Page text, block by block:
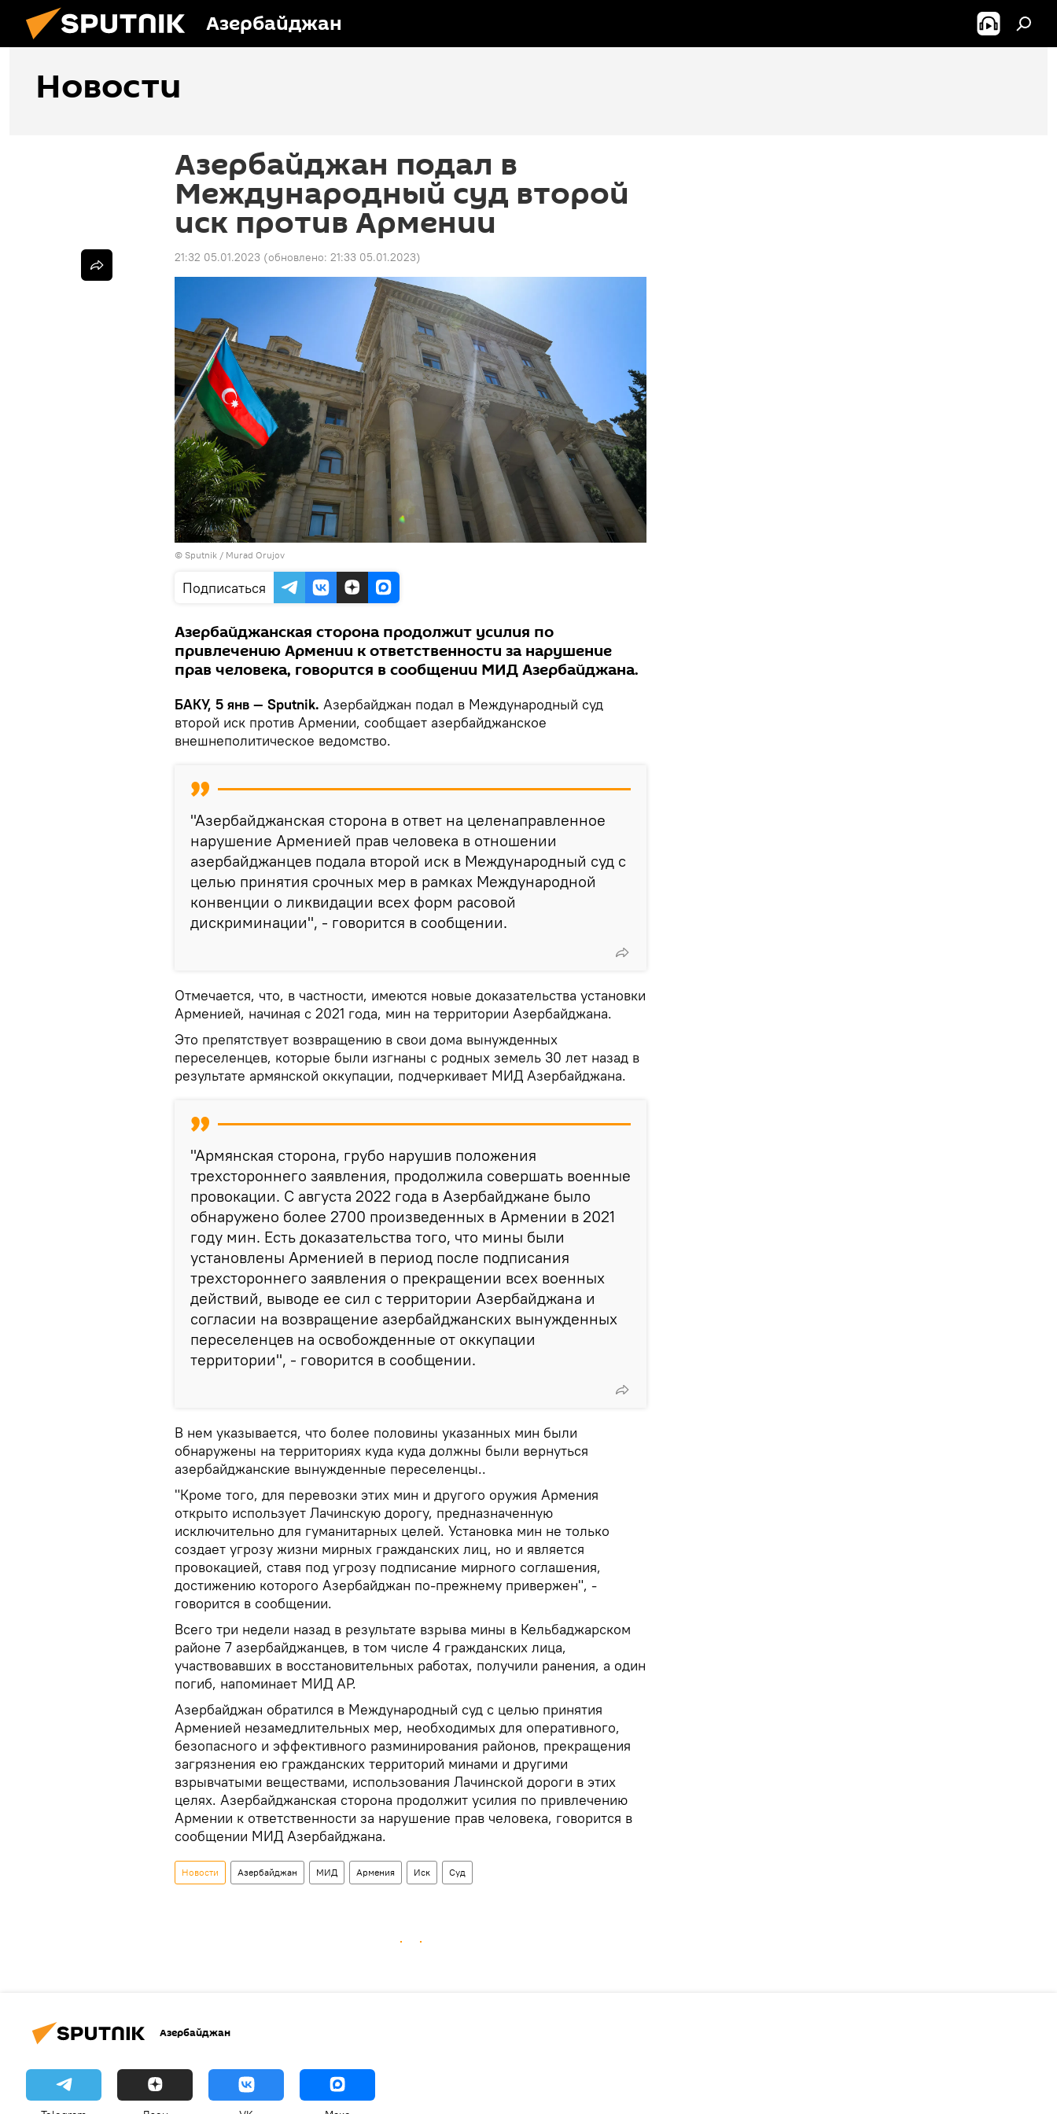
Азербайджан
Новости
Азербайджан подал в
Международный суд второй
иск против Армении
21:32 05.01.2023 (обновлено: 21:33 05.01.2023)
© Sputnik / Murad Orujov
Подписаться
Азербайджанская сторона продолжит усилия по
привлечению Армении к ответственности за нарушение
прав человека, говорится в сообщении МИД Азербайджана.
БАКУ, 5 янв — Sputnik. Азербайджан подал в Международный суд
второй иск против Армении, сообщает азербайджанское
внешнеполитическое ведомство.
"Азербайджанская сторона в ответ на целенаправленное
нарушение Арменией прав человека в отношении
азербайджанцев подала второй иск в Международный суд с
целью принятия срочных мер в рамках Международной
конвенции о ликвидации всех форм расовой
дискриминации", - говорится в сообщении.
Отмечается, что, в частности, имеются новые доказательства установки
Арменией, начиная с 2021 года, мин на территории Азербайджана.
Это препятствует возвращению в свои дома вынужденных
переселенцев, которые были изгнаны с родных земель 30 лет назад в
результате армянской оккупации, подчеркивает МИД Азербайджана.
"Армянская сторона, грубо нарушив положения
трехстороннего заявления, продолжила совершать военные
провокации. С августа 2022 года в Азербайджане было
обнаружено более 2700 произведенных в Армении в 2021
году мин. Есть доказательства того, что мины были
установлены Арменией в период после подписания
трехстороннего заявления о прекращении всех военных
действий, выводе ее сил с территории Азербайджана и
согласии на возвращение азербайджанских вынужденных
переселенцев на освобожденные от оккупации
территории", - говорится в сообщении.
В нем указывается, что более половины указанных мин были
обнаружены на территориях куда куда должны были вернуться
азербайджанские вынужденные переселенцы..
"Кроме того, для перевозки этих мин и другого оружия Армения
открыто использует Лачинскую дорогу, предназначенную
исключительно для гуманитарных целей. Установка мин не только
создает угрозу жизни мирных гражданских лиц, но и является
провокацией, ставя под угрозу подписание мирного соглашения,
достижению которого Азербайджан по-прежнему привержен", -
говорится в сообщении.
Всего три недели назад в результате взрыва мины в Кельбаджарском
районе 7 азербайджанцев, в том числе 4 гражданских лица,
участвовавших в восстановительных работах, получили ранения, а один
погиб, напоминает МИД АР.
Азербайджан обратился в Международный суд с целью принятия
Арменией незамедлительных мер, необходимых для оперативного,
безопасного и эффективного разминирования районов, прекращения
загрязнения ею гражданских территорий минами и другими
взрывчатыми веществами, использования Лачинской дороги в этих
целях. Азербайджанская сторона продолжит усилия по привлечению
Армении к ответственности за нарушение прав человека, говорится в
сообщении МИД Азербайджана.
Новости Азербайджан МИД Армения Иск Суд
Азербайджан